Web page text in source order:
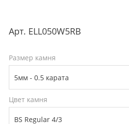
Арт. ELL050W5RB
Размер камня
Цвет камня